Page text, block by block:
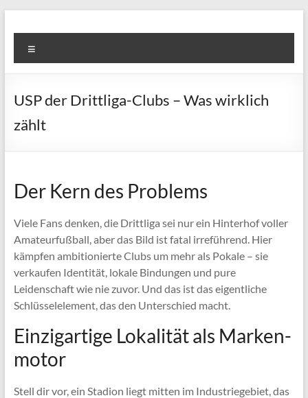
to
content
Super
Fast
Cleaning
&
LLC
Professional
&
Reliable
Service
in
Dubai
USP der Drittliga-Clubs – Was wirklich
zählt
Der Kern des Problems
Viele Fans denken, die Drittliga sei nur ein Hinterhof voller
Amateurfußball, aber das Bild ist fatal irreführend. Hier
kämpfen ambitionierte Clubs um mehr als Pokale – sie
verkaufen Identität, lokale Bindungen und pure
Leidenschaft wie nie zuvor. Und das ist das eigentliche
Schlüsselelement, das den Unterschied macht.
Einzigartige Lokalität als Marken­
motor
Stell dir vor, ein Stadion liegt mitten im Industriegebiet, das